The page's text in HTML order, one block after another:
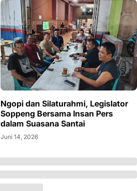
Ngopi dan Silaturahmi, Legislator
Soppeng Bersama Insan Pers
dalam Suasana Santai
Juni 14, 2026